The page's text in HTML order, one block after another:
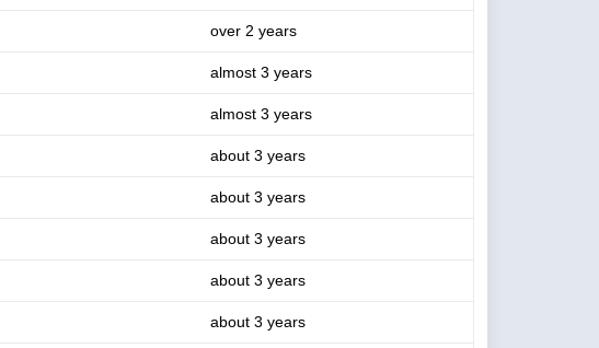
over 2 years
almost 3 years
almost 3 years
about 3 years
about 3 years
about 3 years
about 3 years
about 3 years